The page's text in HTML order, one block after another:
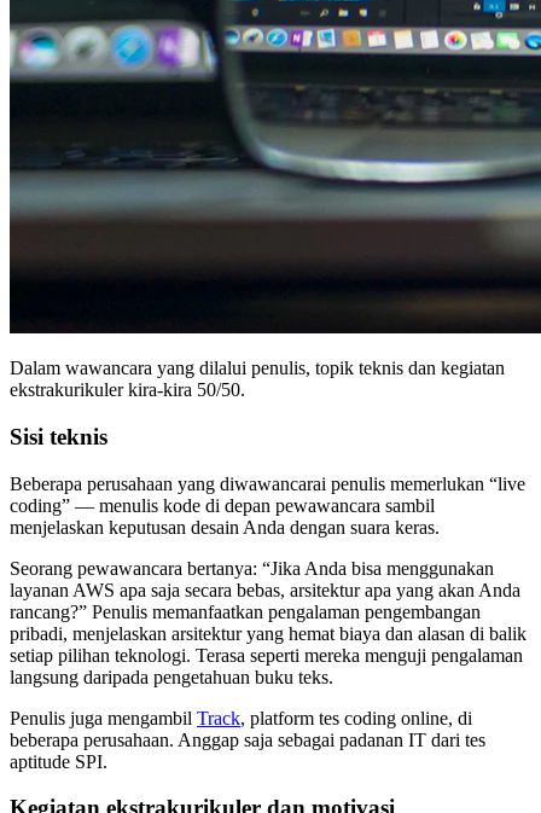
Dalam wawancara yang dilalui penulis, topik teknis dan kegiatan
ekstrakurikuler kira-kira 50/50.
Sisi teknis
Beberapa perusahaan yang diwawancarai penulis memerlukan “live
coding” — menulis kode di depan pewawancara sambil
menjelaskan keputusan desain Anda dengan suara keras.
Seorang pewawancara bertanya: “Jika Anda bisa menggunakan
layanan AWS apa saja secara bebas, arsitektur apa yang akan Anda
rancang?” Penulis memanfaatkan pengalaman pengembangan
pribadi, menjelaskan arsitektur yang hemat biaya dan alasan di balik
setiap pilihan teknologi. Terasa seperti mereka menguji pengalaman
langsung daripada pengetahuan buku teks.
Penulis juga mengambil Track, platform tes coding online, di
beberapa perusahaan. Anggap saja sebagai padanan IT dari tes
aptitude SPI.